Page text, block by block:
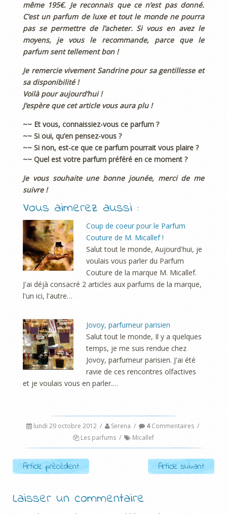
même 195€. Je reconnais que ce n’est pas donné.
C’est un parfum de luxe et tout le monde ne pourra
pas se permettre de l’acheter. Si vous en avez le
moyens, je vous le recommande, parce que le
parfum sent tellement bon !
Je remercie vivement Sandrine pour sa gentillesse et
sa disponibilité !
Voilà pour aujourd’hui !
J’espère que cet article vous aura plu !
~~ Et vous, connaissiez-vous ce parfum ?
~~ Si oui, qu’en pensez-vous ?
~~ Si non, est-ce que ce parfum pourrait vous plaire ?
~~ Quel est votre parfum préféré en ce moment ?
Je vous souhaite une bonne jounée, merci de me
suivre !
Vous aimerez aussi :
Coup de coeur pour le Parfum
Couture de M. Micallef !
Salut tout le monde, Aujourd'hui, je
voulais vous parler du Parfum
Couture de la marque M. Micallef.
J'ai déjà consacré 2 articles aux parfums de la marque,
l'un ici, l'autre…
Jovoy, parfumeur parisien
Salut tout le monde, Il y a quelques
temps, je me suis rendue chez
Jovoy, parfumeur parisien. J'ai été
ravie de ces rencontres olfactives
et je voulais vous en parler.…
lundi 29 octobre 2012 / Serena / 4Commentaires /
Les parfums / Micallef
Post navigation
Article précédent Article suivant
Laisser un commentaire